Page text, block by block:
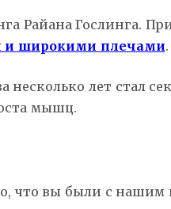
Райана Гослинга.
широкими плечами.
несколько лет стал
мышц.
что вы были с нашим